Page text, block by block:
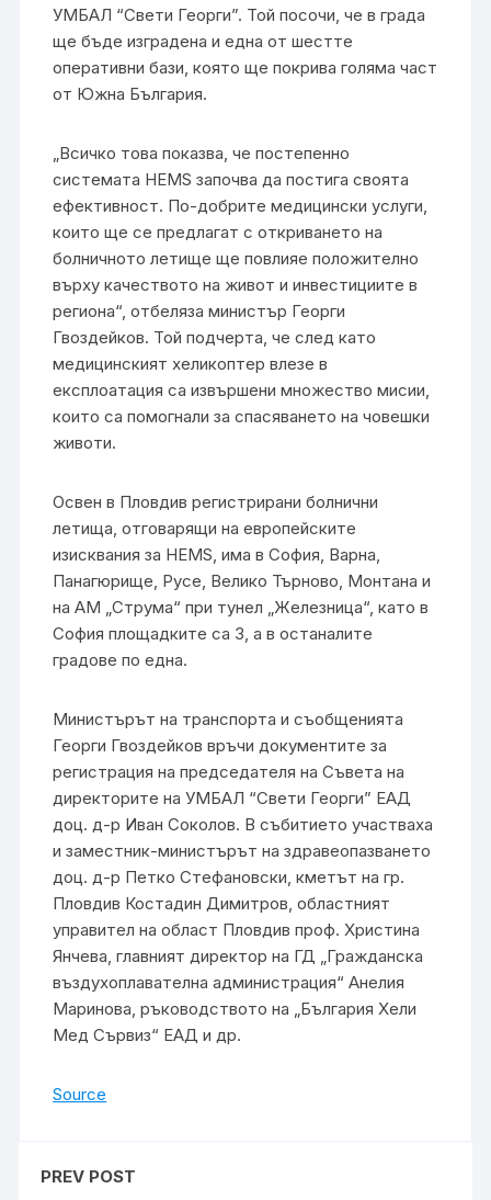
УМБАЛ “Свети Георги”. Той посочи, че в града
ще бъде изградена и една от шестте
оперативни бази, която ще покрива голяма част
от Южна България.
„Всичко това показва, че постепенно
системата HEMS започва да постига своята
ефективност. По-добрите медицински услуги,
които ще се предлагат с откриването на
болничното летище ще повлияе положително
върху качеството на живот и инвестициите в
региона“, отбеляза министър Георги
Гвоздейков. Той подчерта, че след като
медицинският хеликоптер влезе в
експлоатация са извършени множество мисии,
които са помогнали за спасяването на човешки
животи.
Освен в Пловдив регистрирани болнични
летища, отговарящи на европейските
изисквания за HEMS, има в София, Варна,
Панагюрище, Русе, Велико Търново, Монтана и
на АМ „Струма“ при тунел „Железница“, като в
София площадките са 3, а в останалите
градове по една.
Министърът на транспорта и съобщенията
Георги Гвоздейков връчи документите за
регистрация на председателя на Съвета на
директорите на УМБАЛ “Свети Георги” ЕАД
доц. д-р Иван Соколов. В събитието участваха
и заместник-министърът на здравеопазването
доц. д-р Петко Стефановски, кметът на гр.
Пловдив Костадин Димитров, областният
управител на област Пловдив проф. Христина
Янчева, главният директор на ГД „Гражданска
въздухоплавателна администрация“ Анелия
Маринова, ръководството на „България Хели
Мед Сървиз“ ЕАД и др.
Source
PREV POST